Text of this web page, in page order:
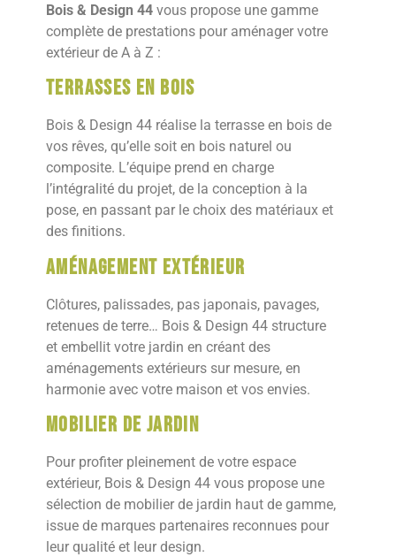
Bois & Design 44 vous propose une gamme
complète de prestations pour aménager votre
extérieur de A à Z :
Terrasses en bois
Bois & Design 44 réalise la terrasse en bois de
vos rêves, qu’elle soit en bois naturel ou
composite. L’équipe prend en charge
l’intégralité du projet, de la conception à la
pose, en passant par le choix des matériaux et
des finitions.
Aménagement extérieur
Clôtures, palissades, pas japonais, pavages,
retenues de terre… Bois & Design 44 structure
et embellit votre jardin en créant des
aménagements extérieurs sur mesure, en
harmonie avec votre maison et vos envies.
Mobilier de jardin
Pour profiter pleinement de votre espace
extérieur, Bois & Design 44 vous propose une
sélection de mobilier de jardin haut de gamme,
issue de marques partenaires reconnues pour
leur qualité et leur design.